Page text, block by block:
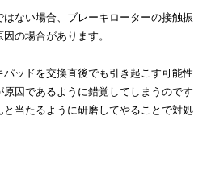
ない場合、ブレーキローターの接触振
の場合があります。
ッドを交換直後でも引き起こす可能性
因であるように錯覚してしまうのです
当たるように研磨してやることで対処